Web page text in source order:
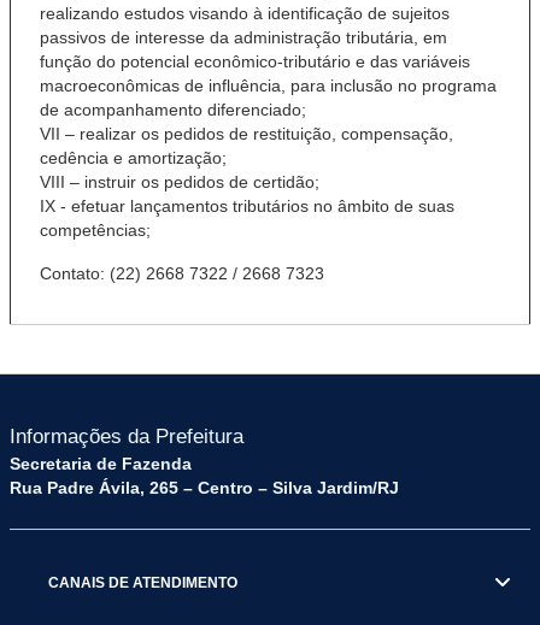
realizando estudos visando à identificação de sujeitos
passivos de interesse da administração tributária, em
função do potencial econômico-tributário e das variáveis
macroeconômicas de influência, para inclusão no programa
de acompanhamento diferenciado;
VII – realizar os pedidos de restituição, compensação,
cedência e amortização;
VIII – instruir os pedidos de certidão;
IX - efetuar lançamentos tributários no âmbito de suas
competências;
Contato: (22) 2668 7322 / 2668 7323
Informações da Prefeitura
Secretaria de Fazenda
Rua Padre Ávila, 265 – Centro – Silva Jardim/RJ
CANAIS DE ATENDIMENTO